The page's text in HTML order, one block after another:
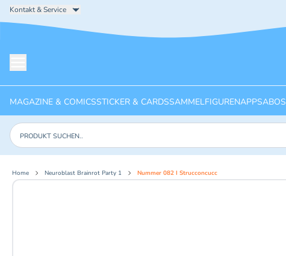
Kontakt & Service
MAGAZINE & COMICSSTICKER & CARDSSAMMELFIGURENAPPSABOS
Produkte suchen
Home Neuroblast Brainrot Party 1 Nummer 082 I Strucconcucc